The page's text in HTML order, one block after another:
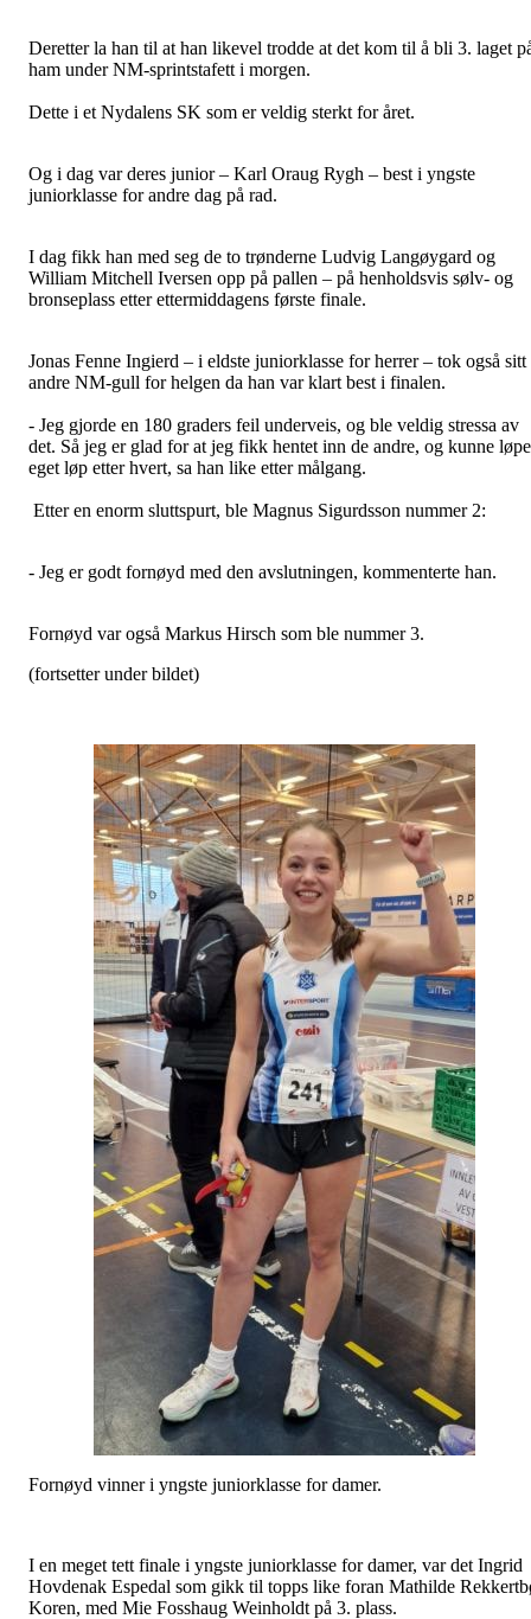
Deretter la han til at han likevel trodde at det kom til å bli 3. laget
ham under NM-sprintstafett i morgen.
Dette i et Nydalens SK som er veldig sterkt for året.
Og i dag var deres junior – Karl Oraug Rygh – best i yngste
juniorklasse for andre dag på rad.
I dag fikk han med seg de to trønderne Ludvig Langøygard og
William Mitchell Iversen opp på pallen – på henholdsvis sølv- og
bronseplass etter ettermiddagens første finale.
Jonas Fenne Ingierd – i eldste juniorklasse for herrer – tok også sitt
andre NM-gull for helgen da han var klart best i finalen.
- Jeg gjorde en 180 graders feil underveis, og ble veldig stressa av
det. Så jeg er glad for at jeg fikk hentet inn de andre, og kunne løpe
eget løp etter hvert, sa han like etter målgang.
Etter en enorm sluttspurt, ble Magnus Sigurdsson nummer 2:
- Jeg er godt fornøyd med den avslutningen, kommenterte han.
Fornøyd var også Markus Hirsch som ble nummer 3.
(fortsetter under bildet)
Fornøyd vinner i yngste juniorklasse for damer.
I en meget tett finale i yngste juniorklasse for damer, var det Ingrid
Hovdenak Espedal som gikk til topps like foran Mathilde
Koren, med Mie Fosshaug Weinholdt på 3. plass.